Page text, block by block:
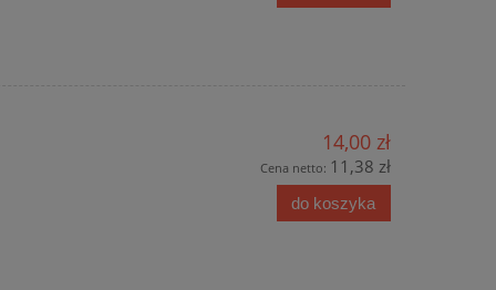
14,00 zł
Cena netto: 11,38 zł
do koszyka